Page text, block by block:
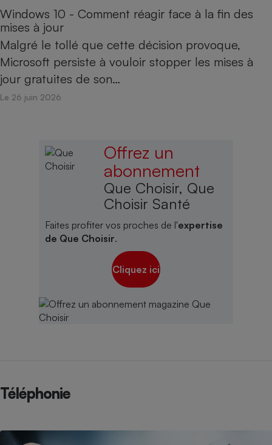
Windows 10 - Comment réagir face à la fin des
mises à jour
Malgré le tollé que cette décision provoque,
Microsoft persiste à vouloir stopper les mises à
jour gratuites de son…
Le 26 juin 2026
Offrez un
abonnement
Que Choisir, Que
Choisir Santé
Faites profiter vos proches de l'expertise
de Que Choisir.
Cliquez ici
Téléphonie